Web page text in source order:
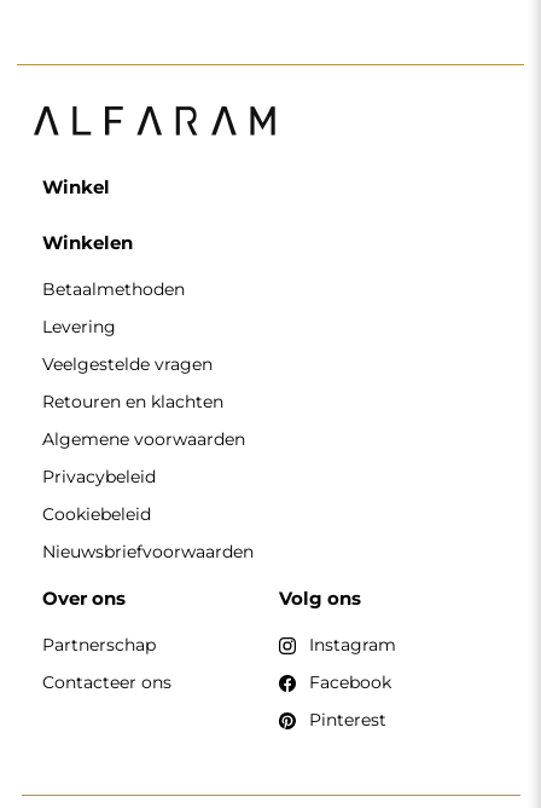
Winkel
Winkelen
Betaalmethoden
Levering
Veelgestelde vragen
Retouren en klachten
Algemene voorwaarden
Privacybeleid
Cookiebeleid
Nieuwsbriefvoorwaarden
Over ons
Partnerschap
Contacteer ons
Volg ons
Instagram
Facebook
Pinterest